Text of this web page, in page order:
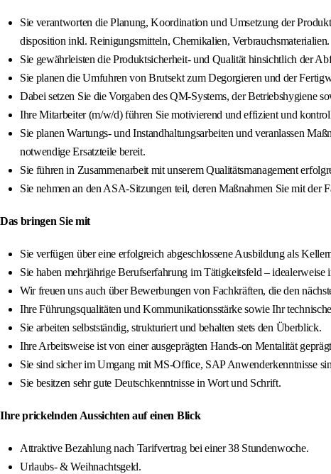
Sie verantworten die Planung, Koordination und Umsetzung der
disposition inkl. Reinigungsmitteln, Chemikalien, Verbrauchsmaterialien.
Sie gewährleisten die Produktsicherheit- und Qualität hinsichtlich der
Sie planen die Umfuhren von Brutsekt zum Degorgieren und der
Dabei setzen Sie die Vorgaben des QM-Systems, der Betriebshygiene
Ihre Mitarbeiter (m/w/d) führen Sie motivierend und effizient und
Sie planen Wartungs- und Instandhaltungsarbeiten und veranlassen
notwendige Ersatzteile bereit.
Sie führen in Zusammenarbeit mit unserem Qualitätsmanagement
Sie nehmen an den ASA-Sitzungen teil, deren Maßnahmen Sie mit der
Das bringen Sie mit
Sie verfügen über eine erfolgreich abgeschlossene Ausbildung als
Sie haben mehrjährige Berufserfahrung im Tätigkeitsfeld –
Wir freuen uns auch über Bewerbungen von Fachkräften, die den
Ihre Führungsqualitäten und Kommunikationsstärke sowie Ihr
Sie arbeiten selbstständig, strukturiert und behalten stets den Überblick.
Ihre Arbeitsweise ist von einer ausgeprägten Hands-on Mentalität
Sie sind sicher im Umgang mit MS-Office, SAP Anwenderkenntnisse
Sie besitzen sehr gute Deutschkenntnisse in Wort und Schrift.
Ihre prickelnden Aussichten auf einen Blick
Attraktive Bezahlung nach Tarifvertrag bei einer 38 Stundenwoche.
Urlaubs- & Weihnachtsgeld.